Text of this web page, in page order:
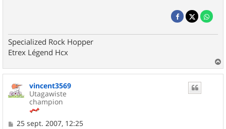
Specialized Rock Hopper
Etrex Légend Hcx
a
u
vincent3569
Utagawiste
champion
M
25 sept. 2007, 12:25